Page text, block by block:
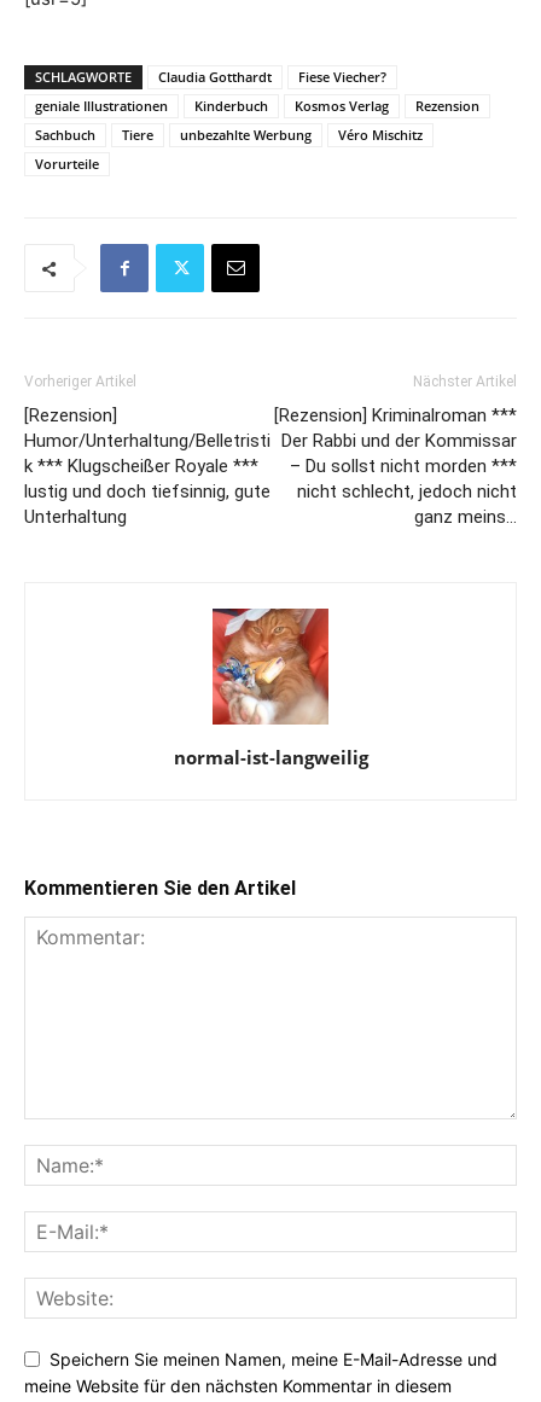
SCHLAGWORTE Claudia Gotthardt
Fiese Viecher?
geniale Illustrationen
Kinderbuch Kosmos Verlag
Rezension
Sachbuch
Tiere unbezahlte Werbung
Véro Mischitz
Vorurteile
Vorheriger Artikel
[Rezension]
Humor/Unterhaltung/Belletristi
k *** Klugscheißer Royale ***
lustig und doch tiefsinnig, gute
Unterhaltung
Nächster Artikel
[Rezension] Kriminalroman ***
Der Rabbi und der Kommissar
– Du sollst nicht morden ***
nicht schlecht, jedoch nicht
ganz meins…
normal-ist-langweilig
Kommentieren Sie den Artikel
Speichern Sie meinen Namen, meine E-Mail-Adresse und
meine Website für den nächsten Kommentar in diesem